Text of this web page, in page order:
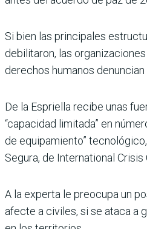
Si bien las principales
debilitaron, las
derechos humanos
De la Espriella recibe unas
“capacidad limitada” en
de equipamiento”
Segura, de International Crisis
A la experta le preocupa un
afecte a civiles, si se ataca a